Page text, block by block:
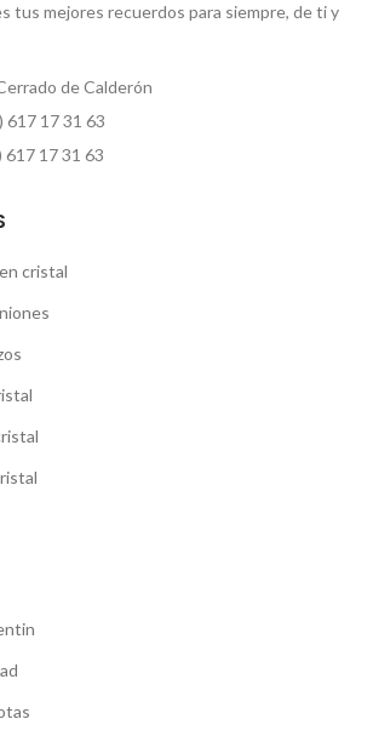
tus mejores recuerdos para siempre, de ti y
de Calderón
17 31 63
17 31 63
cristal